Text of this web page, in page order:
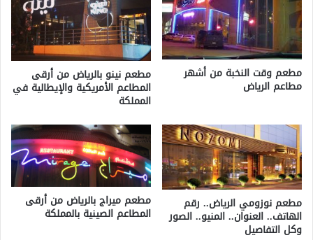
مطعم وقت النخبة من أشهر
مطاعم الرياض
مطعم نينو بالرياض من أرقى
المطاعم الأمريكية والإيطالية في
المملكة
مطعم نوزومي الرياض.. رقم
الهاتف.. العنوان.. المنيو.. الصور
وكل التفاصيل
مطعم ميراج بالرياض من أرقى
المطاعم الصينية بالمملكة